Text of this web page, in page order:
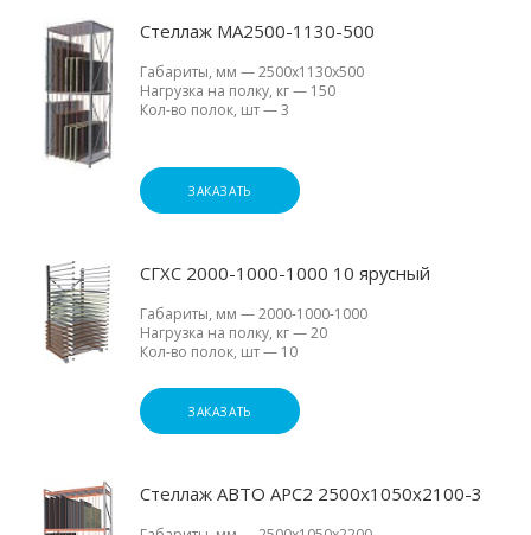
Стеллаж МА2500-1130-500
Габариты, мм —2500х1130х500
Нагрузка на полку, кг— 150
Кол-во полок, шт—3
ЗАКАЗАТЬ
СГХС 2000-1000-1000 10 ярусный
Габариты, мм —2000-1000-1000
Нагрузка на полку, кг—20
Кол-во полок, шт— 10
ЗАКАЗАТЬ
Стеллаж АВТО АРС2 2500х1050х2100-3